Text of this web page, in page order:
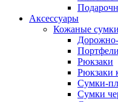
Аксессуары
Кожаные сумки
Портфели
Рюкзаки
Рюкзаки
Сумки-
Сумки